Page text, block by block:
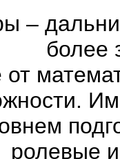
–
более
от
ролевые